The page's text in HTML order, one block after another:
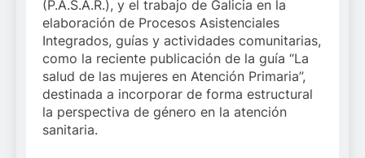
(P.A.S.A.R.), y el trabajo de Galicia en la
elaboración de Procesos Asistenciales
Integrados, guías y actividades comunitarias,
como la reciente publicación de la guía “La
salud de las mujeres en Atención Primaria”,
destinada a incorporar de forma estructural
la perspectiva de género en la atención
sanitaria.